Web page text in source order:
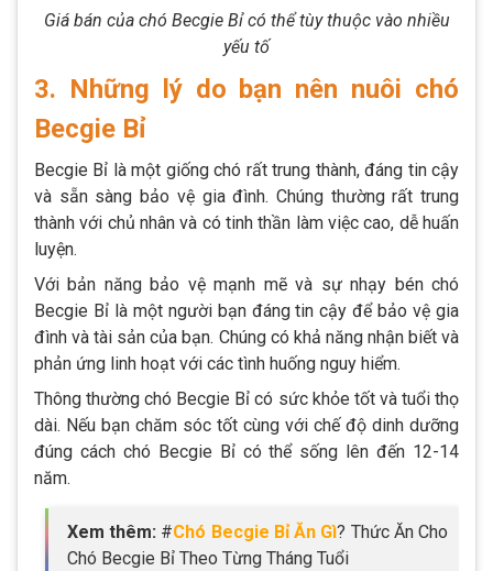
Giá bán của chó Becgie Bỉ có thể tùy thuộc vào nhiều
yếu tố
3. Những lý do bạn nên nuôi chó
Becgie Bỉ
Becgie Bỉ là một giống chó rất trung thành, đáng tin cậy
và sẵn sàng bảo vệ gia đình. Chúng thường rất trung
thành với chủ nhân và có tinh thần làm việc cao, dễ huấn
luyện.
Với bản năng bảo vệ mạnh mẽ và sự nhạy bén chó
Becgie Bỉ là một người bạn đáng tin cậy để bảo vệ gia
đình và tài sản của bạn. Chúng có khả năng nhận biết và
phản ứng linh hoạt với các tình huống nguy hiểm.
Thông thường chó Becgie Bỉ có sức khỏe tốt và tuổi thọ
dài. Nếu bạn chăm sóc tốt cùng với chế độ dinh dưỡng
đúng cách chó Becgie Bỉ có thể sống lên đến 12-14
năm.
Xem thêm: #Chó Becgie Bỉ Ăn Gì? Thức Ăn Cho
Chó Becgie Bỉ Theo Từng Tháng Tuổi